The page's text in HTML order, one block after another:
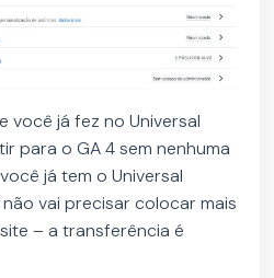
você já fez no Universal
para o GA 4 sem nenhuma
já tem o Universal
vai precisar colocar mais
– a transferência é